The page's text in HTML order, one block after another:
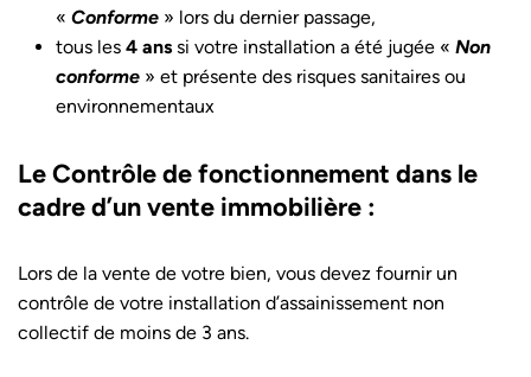
« Conforme » lors du dernier passage,
tous les 4 ans si votre installation a été jugée « Non
conforme » et présente des risques sanitaires ou
environnementaux
Le Contrôle de fonctionnement dans le
cadre d’un vente immobilière :
Lors de la vente de votre bien, vous devez fournir un
contrôle de votre installation d’assainissement non
collectif de moins de 3 ans.